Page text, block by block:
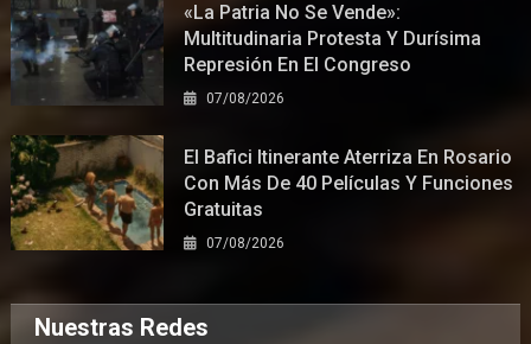
«La Patria No Se Vende»:
Multitudinaria Protesta Y Durísima
Represión En El Congreso
07/08/2026
El Bafici Itinerante Aterriza En Rosario
Con Más De 40 Películas Y Funciones
Gratuitas
07/08/2026
Nuestras Redes